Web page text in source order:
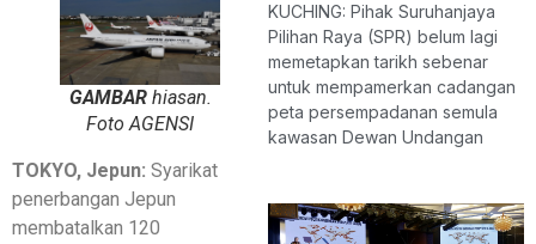
GAMBARhiasan.
Foto AGENSI
TOKYO, Jepun: Syarikat
penerbangan Jepun
membatalkan 120
KUCHING: Pihak Suruhanjaya
Pilihan Raya (SPR) belum lagi
memetapkan tarikh sebenar
untuk mempamerkan cadangan
peta persempadanan semula
kawasan Dewan Undangan